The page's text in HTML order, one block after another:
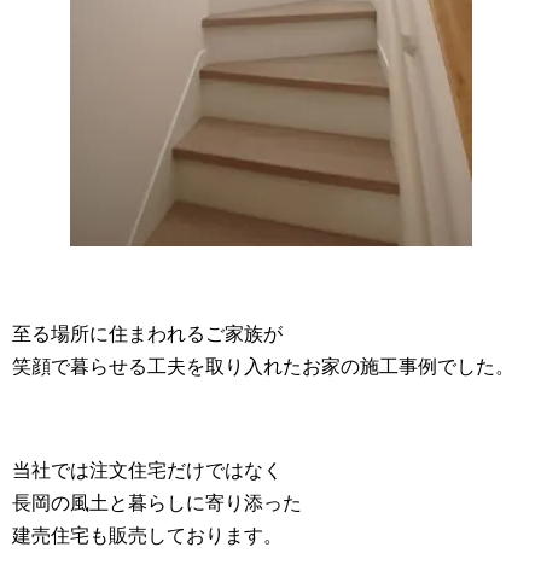
至る場所に住まわれるご家族が
笑顔で暮らせる工夫を取り入れたお家の施工事例でした。
当社では注文住宅だけではなく
長岡の風土と暮らしに寄り添った
建売住宅も販売しております。